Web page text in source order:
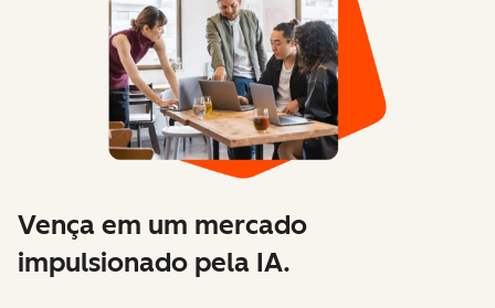
Vença em um mercado
impulsionado pela IA.